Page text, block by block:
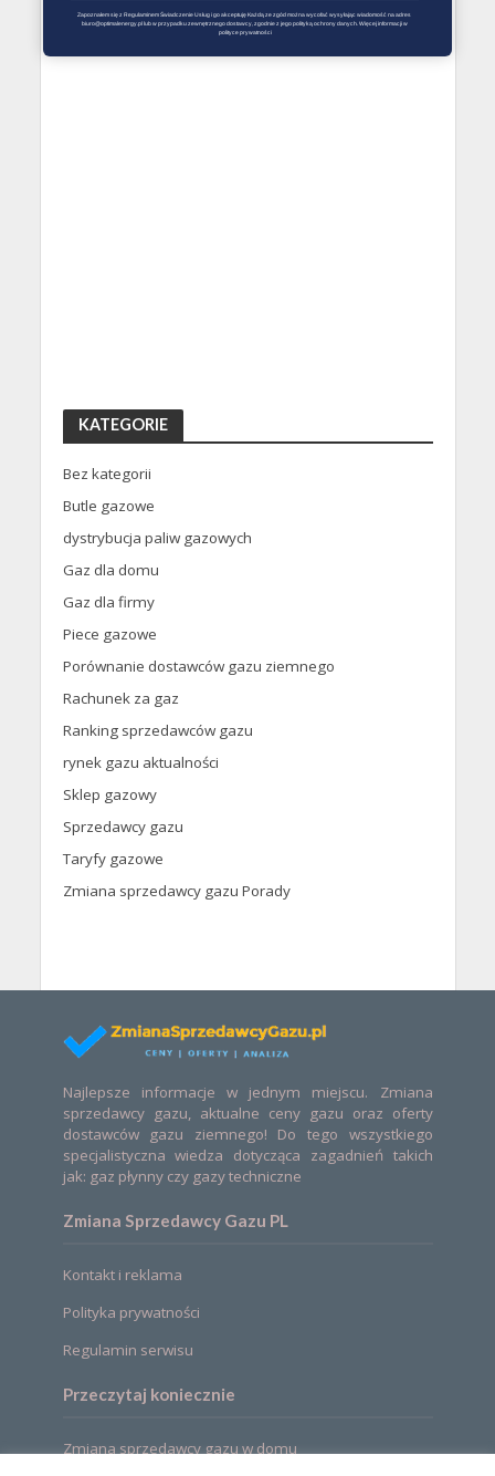
KATEGORIE
Bez kategorii
Butle gazowe
dystrybucja paliw gazowych
Gaz dla domu
Gaz dla firmy
Piece gazowe
Porównanie dostawców gazu ziemnego
Rachunek za gaz
Ranking sprzedawców gazu
rynek gazu aktualności
Sklep gazowy
Sprzedawcy gazu
Taryfy gazowe
Zmiana sprzedawcy gazu Porady
Najlepsze informacje w jednym miejscu. Zmiana
sprzedawcy gazu, aktualne ceny gazu oraz oferty
dostawców gazu ziemnego! Do tego wszystkiego
specjalistyczna wiedza dotycząca zagadnień takich
jak: gaz płynny czy gazy techniczne
Zmiana Sprzedawcy Gazu PL
Kontakt i reklama
Polityka prywatności
Regulamin serwisu
Przeczytaj koniecznie
Zmiana sprzedawcy gazu w domu
Zapoznałem się z Regulaminem Świadczenie Usług i go akceptuję Każdą ze zgód można wycofać wysyłając wiadomość na adres
biuro@optimalenergy.pl lub w przypadku zewnętrznego dostawcy, zgodnie z jego polityką ochrony danych. Więcej informacji w
polityce prywatności